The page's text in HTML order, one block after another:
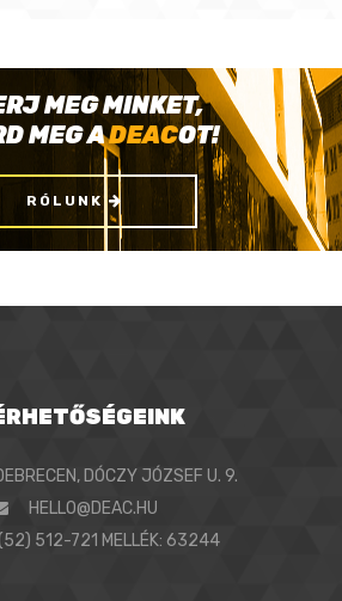
MEG MINKET,
MEG ADEACOT!
RÓLUNK
DÓCZY JÓZSEF U. 9.
HELLO@DEAC.HU
512-721 MELLÉK: 63244